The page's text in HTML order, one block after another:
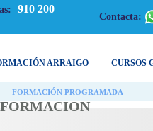
910 200
Contacta:
ARRAIGO CURSOS
FORMACIÓN PROGRAMADA